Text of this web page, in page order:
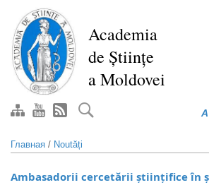
Перейти
основному
содержанию
Academia
de Științe
a Moldovei
A
Главная / Noutăți
Ambasadorii cercetării științifice în